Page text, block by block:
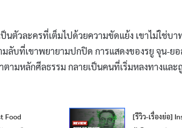
ป็นตัวละครที่เต็มไปด้วยความขัดแย้ง เขาไม่ใช่
บที่เขาพยายามปกปิด การแสดงของรยู จุน-ยอ
ามหลักศีลธรรม กลายเป็นคนที่เริ่มหลงทางและ
Food
[รีวิว-เรื่องย่อ]